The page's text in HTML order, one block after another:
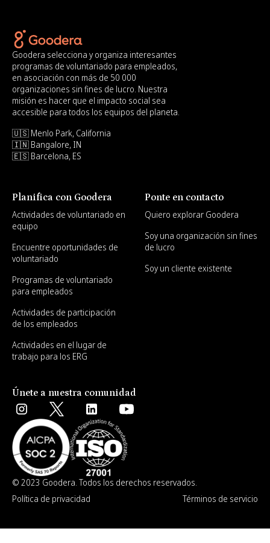
Goodera selecciona y organiza interesantes
programas de voluntariado para empleados,
en asociación con más de 50 000
organizaciones sin fines de lucro. Nuestra
misión es hacer que el impacto social sea
accesible para todos los equipos del planeta.
🇺🇸 Menlo Park, California
🇮🇳 Bangalore, IN
🇪🇸 Barcelona, ES
Planifica con Goodera
Actividades de voluntariado en
equipo
Encuentre oportunidades de
voluntariado
Programas de voluntariado
para empleados
Actividades de participación
de los empleados
Actividades en el lugar de
trabajo para los ERG
Ponte en contacto
Quiero explorar Goodera
Soy una organización sin fines
de lucro
Soy un cliente existente
Únete a nuestra comunidad
© 2023 Goodera. Todos los derechos reservados.
Política de privacidad
Términos de servicio